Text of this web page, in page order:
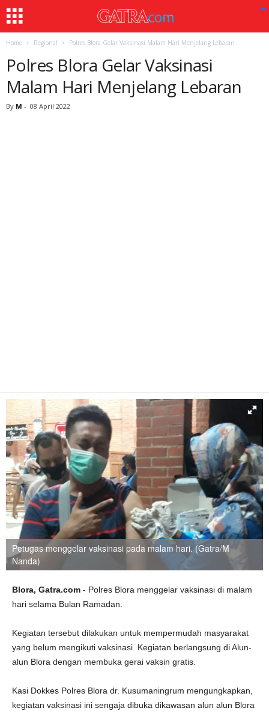
Home Regional Polres Blora Gelar Vaksinasi Malam Hari Menjelang Lebaran
Polres Blora Gelar Vaksinasi
Malam Hari Menjelang Lebaran
By M - 08 April 2022
Petugas menggelar vaksinasi pada malam hari. (Gatra/M
Nanda)
Blora, Gatra.com - Polres Blora menggelar vaksinasi di malam
hari selama Bulan Ramadan.
Kegiatan tersebut dilakukan untuk mempermudah masyarakat
yang belum mengikuti vaksinasi. Kegiatan berlangsung di Alun-
alun Blora dengan membuka gerai vaksin gratis.
Kasi Dokkes Polres Blora dr. Kusumaningrum mengungkapkan,
kegiatan vaksinasi ini sengaja dibuka dikawasan alun alun Blora